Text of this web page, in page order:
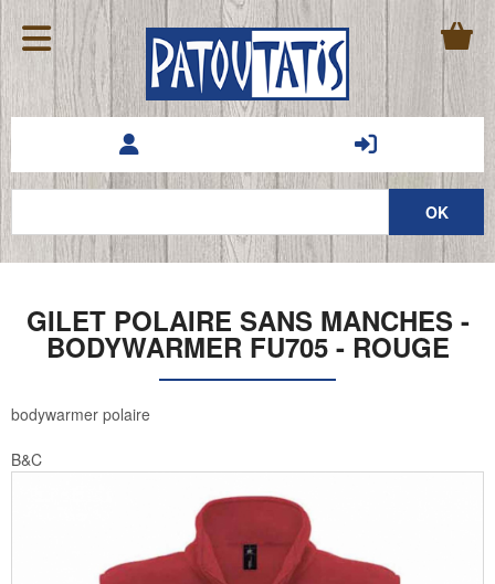
GILET POLAIRE SANS MANCHES -
BODYWARMER FU705 - ROUGE
bodywarmer polaire
B&C